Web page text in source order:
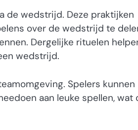
de wedstrijd. Deze praktijken
over de wedstrijd te
Dergelijke rituelen
wedstrijd.
Spelers kunnen
aan leuke spellen, wat